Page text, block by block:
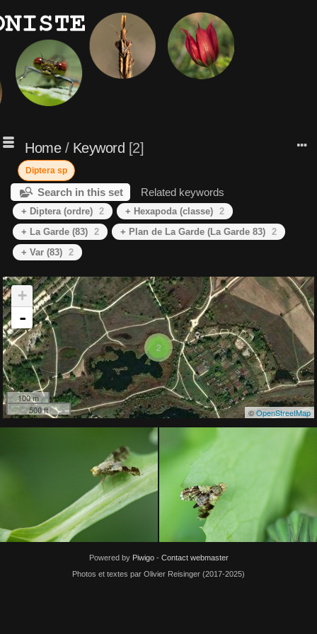
Home/ Keyword 2
Diptera sp
Search in this set Related keywords
+ Diptera (ordre) 2 + Hexapoda (classe) 2
+ La Garde (83) 2 + Plan de La Garde (La Garde 83) 2
+ Var (83) 2
2
+
-
100 m
500 ft
©OpenStreetMap
Powered by Piwigo- Contact webmaster
Photos et textes par Olivier Reisinger (2017-2025)